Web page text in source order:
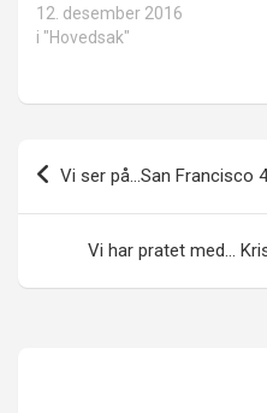
12. desember 2016
i "Hovedsak"
Innleggsnavigasjon
Vi ser på…San Francisco
Vi har pratet med…